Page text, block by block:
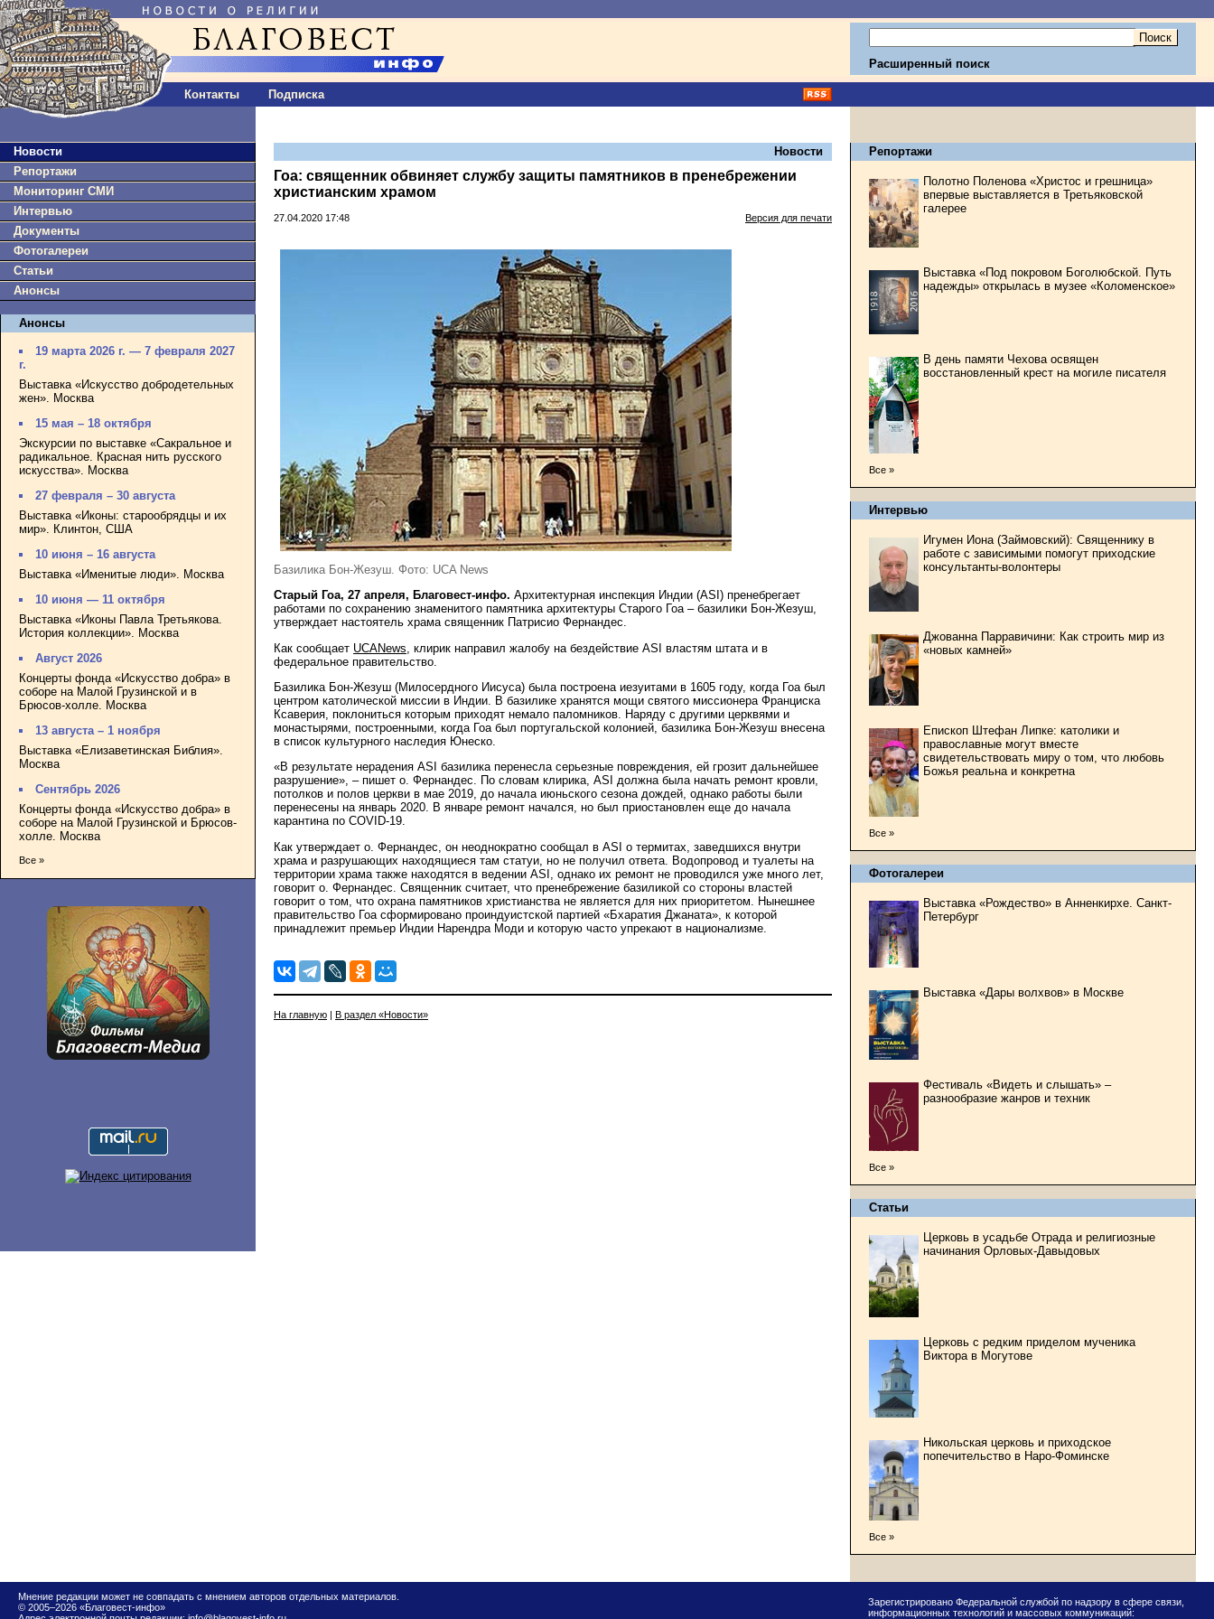
Контакты Подписка
Расширенный поиск
Новости
Репортажи
Мониторинг СМИ
Интервью
Документы
Фотогалереи
Статьи
Анонсы
Анонсы
19 марта 2026 г. — 7 февраля 2027
г.
Выставка «Искусство добродетельных
жен». Москва
15 мая – 18 октября
Экскурсии по выставке «Сакральное и
радикальное. Красная нить русского
искусства». Москва
27 февраля – 30 августа
Выставка «Иконы: старообрядцы и их
мир». Клинтон, США
10 июня – 16 августа
Выставка «Именитые люди». Москва
10 июня — 11 октября
Выставка «Иконы Павла Третьякова.
История коллекции». Москва
Август 2026
Концерты фонда «Искусство добра» в
соборе на Малой Грузинской и в
Брюсов-холле. Москва
13 августа – 1 ноября
Выставка «Елизаветинская Библия».
Москва
Сентябрь 2026
Концерты фонда «Искусство добра» в
соборе на Малой Грузинской и Брюсов-
холле. Москва
Все »
Новости
Гоа: священник обвиняет службу защиты памятников в пренебрежении
христианским храмом
27.04.2020 17:48 Версия для печати
Базилика Бон-Жезуш. Фото: UCA News
Старый Гоа, 27 апреля, Благовест-инфо. Архитектурная инспекция Индии (ASI) пренебрегает
работами по сохранению знаменитого памятника архитектуры Старого Гоа – базилики Бон-Жезуш,
утверждает настоятель храма священник Патрисио Фернандес.
Как сообщает UCANews , клирик направил жалобу на бездействие ASI властям штата и в
федеральное правительство.
Базилика Бон-Жезуш (Милосердного Иисуса) была построена иезуитами в 1605 году, когда Гоа был
центром католической миссии в Индии. В базилике хранятся мощи святого миссионера Франциска
Ксаверия, поклониться которым приходят немало паломников. Наряду с другими церквями и
монастырями, построенными, когда Гоа был португальской колонией, базилика Бон-Жезуш внесена
в список культурного наследия Юнеско.
«В результате нерадения ASI базилика перенесла серьезные повреждения, ей грозит дальнейшее
разрушение», – пишет о. Фернандес. По словам клирика, ASI должна была начать ремонт кровли,
потолков и полов церкви в мае 2019, до начала июньского сезона дождей, однако работы были
перенесены на январь 2020. В январе ремонт начался, но был приостановлен еще до начала
карантина по COVID-19.
Как утверждает о. Фернандес, он неоднократно сообщал в ASI о термитах, заведшихся внутри
храма и разрушающих находящиеся там статуи, но не получил ответа. Водопровод и туалеты на
территории храма также находятся в ведении ASI, однако их ремонт не проводился уже много лет,
говорит о. Фернандес. Священник считает, что пренебрежение базиликой со стороны властей
говорит о том, что охрана памятников христианства не является для них приоритетом. Нынешнее
правительство Гоа сформировано проиндуистской партией «Бхаратия Джаната», к которой
принадлежит премьер Индии Нарендра Моди и которую часто упрекают в национализме.
На главную В раздел «Новости»
Репортажи
Полотно Поленова «Христос и грешница»
впервые выставляется в Третьяковской
галерее
Выставка «Под покровом Боголюбской. Путь
надежды» открылась в музее «Коломенское»
В день памяти Чехова освящен
восстановленный крест на могиле писателя
Все »
Интервью
Игумен Иона (Займовский): Священнику в
работе с зависимыми помогут приходские
консультанты-волонтеры
Джованна Парравичини: Как строить мир из
«новых камней»
Епископ Штефан Липке: католики и
православные могут вместе
свидетельствовать миру о том, что любовь
Божья реальна и конкретна
Все »
Фотогалереи
Выставка «Рождество» в Анненкирхе. Санкт-
Петербург
Выставка «Дары волхвов» в Москве
Фестиваль «Видеть и слышать» –
разнообразие жанров и техник
Все »
Статьи
Церковь в усадьбе Отрада и религиозные
начинания Орловых-Давыдовых
Церковь с редким приделом мученика
Виктора в Могутове
Никольская церковь и приходское
попечительство в Наро-Фоминске
Все »
Мнение редакции может не совпадать с мнением авторов отдельных материалов.
© 2005–2026 «Благовест-инфо»
Зарегистрировано Федеральной службой по надзору в сфере связи,
информационных технологий и массовых коммуникаций: